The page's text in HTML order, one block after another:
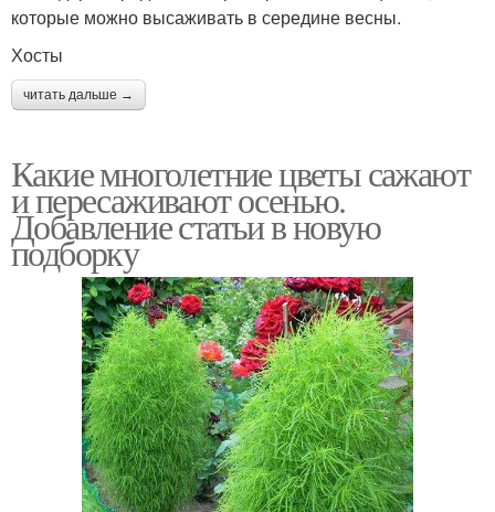
которые можно высаживать в середине весны.
Хосты
читать дальше →
Какие многолетние цветы сажают
и пересаживают осенью.
Добавление статьи в новую
подборку